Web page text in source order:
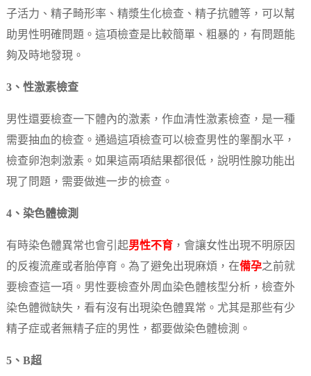
子活力、精子畸形率、精漿生化檢查、精子抗體等，可以幫
助男性明確問題。這項檢查是比較簡單、粗暴的，有問題能
夠及時地發現。
3、性激素檢查
男性還要檢查一下體內的激素，作血清性激素檢查，是一種
需要抽血的檢查。通過這項檢查可以檢查男性的睾酮水平，
檢查卵泡刺激素。如果這兩項結果都很低，說明性腺功能出
現了問題，需要做進一步的檢查。
4、染色體檢測
有時染色體異常也會引起男性不育 ，會讓女性出現不明原因
的反複流產或者胎停育。為了避免出現麻煩，在備孕之前就
要檢查這一項。男性要檢查外周血染色體核型分析，檢查外
染色體微缺失，看有沒有出現染色體異常。尤其是那些有少
精子症或者無精子症的男性，都要做染色體檢測。
5、B超